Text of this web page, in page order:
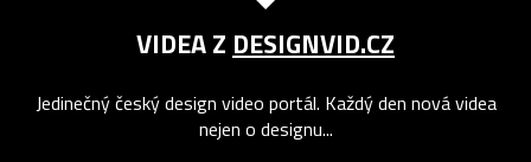
VIDEA Z DESIGNVID.CZ
Jedinečný český design video portál. Každý den nová videa
nejen o designu...